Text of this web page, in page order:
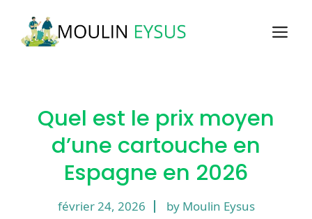
contenu
Quel est le prix moyen
d’une cartouche en
Espagne en 2026
février 24, 2026 by Moulin Eysus